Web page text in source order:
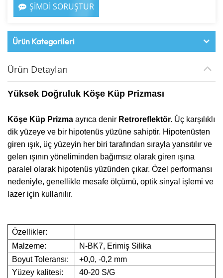
ŞİMDİ SORUŞTUR
Ürün Kategorileri
Ürün Detayları
Yüksek Doğruluk Köşe Küp Prizması
Köşe Küp Prizma ayrıca denir Retroreflektör. Üç karşılıklı
dik yüzeye ve bir hipotenüs yüzüne sahiptir. Hipotenüsten
giren ışık, üç yüzeyin her biri tarafından sırayla yansıtılır ve
gelen ışının yöneliminden bağımsız olarak giren ışına
paralel olarak hipotenüs yüzünden çıkar. Özel performansı
nedeniyle, genellikle mesafe ölçümü, optik sinyal işlemi ve
lazer için kullanılır.
Özellikler:
Malzeme:
N-BK7, Erimiş Silika
Boyut Toleransı:
+0,0, -0,2 mm
Yüzey kalitesi:
40-20 S/G